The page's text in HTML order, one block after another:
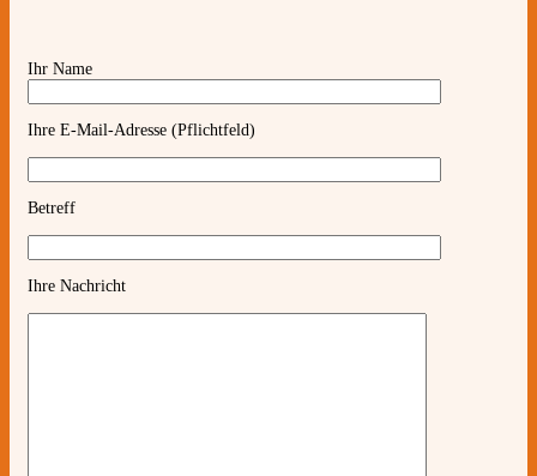
Ihr Name
Ihre E-Mail-Adresse (Pflichtfeld)
Betreff
Ihre Nachricht